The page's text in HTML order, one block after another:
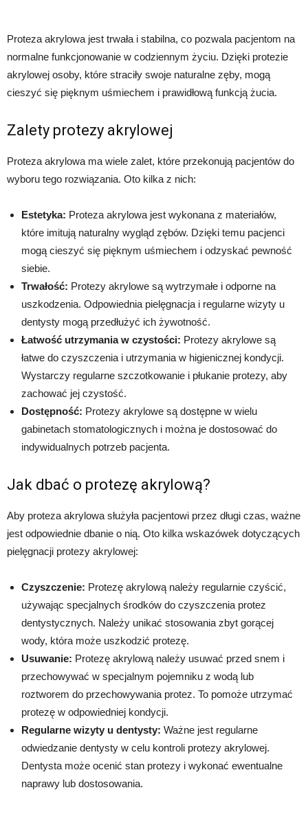
Proteza akrylowa jest trwała i stabilna, co pozwala pacjentom na
normalne funkcjonowanie w codziennym życiu. Dzięki protezie
akrylowej osoby, które straciły swoje naturalne zęby, mogą
cieszyć się pięknym uśmiechem i prawidłową funkcją żucia.
Zalety protezy akrylowej
Proteza akrylowa ma wiele zalet, które przekonują pacjentów do
wyboru tego rozwiązania. Oto kilka z nich:
Estetyka: Proteza akrylowa jest wykonana z materiałów,
które imitują naturalny wygląd zębów. Dzięki temu pacjenci
mogą cieszyć się pięknym uśmiechem i odzyskać pewność
siebie.
Trwałość: Protezy akrylowe są wytrzymałe i odporne na
uszkodzenia. Odpowiednia pielęgnacja i regularne wizyty u
dentysty mogą przedłużyć ich żywotność.
Łatwość utrzymania w czystości: Protezy akrylowe są
łatwe do czyszczenia i utrzymania w higienicznej kondycji.
Wystarczy regularne szczotkowanie i płukanie protezy, aby
zachować jej czystość.
Dostępność: Protezy akrylowe są dostępne w wielu
gabinetach stomatologicznych i można je dostosować do
indywidualnych potrzeb pacjenta.
Jak dbać o protezę akrylową?
Aby proteza akrylowa służyła pacjentowi przez długi czas, ważne
jest odpowiednie dbanie o nią. Oto kilka wskazówek dotyczących
pielęgnacji protezy akrylowej:
Czyszczenie: Protezę akrylową należy regularnie czyścić,
używając specjalnych środków do czyszczenia protez
dentystycznych. Należy unikać stosowania zbyt gorącej
wody, która może uszkodzić protezę.
Usuwanie: Protezę akrylową należy usuwać przed snem i
przechowywać w specjalnym pojemniku z wodą lub
roztworem do przechowywania protez. To pomoże utrzymać
protezę w odpowiedniej kondycji.
Regularne wizyty u dentysty: Ważne jest regularne
odwiedzanie dentysty w celu kontroli protezy akrylowej.
Dentysta może ocenić stan protezy i wykonać ewentualne
naprawy lub dostosowania.